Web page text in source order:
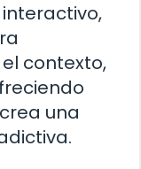
contexto,
una